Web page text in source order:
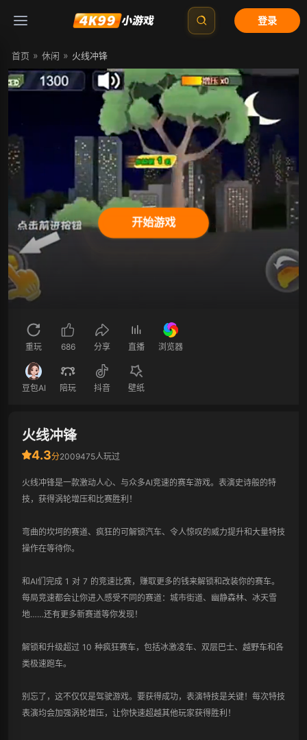
登录
首页 » 休闲 » 火线冲锋
开始游戏
重玩 686 分享 直播 浏览器
豆包AI 陪玩 抖音 壁纸
火线冲锋
4.3分2009475人玩过
火线冲锋是一款激动人心、与众多AI竞速的赛车游戏。表演史诗般的特
技，获得涡轮增压和比赛胜利！
弯曲的坎坷的赛道、疯狂的可解锁汽车、令人惊叹的威力提升和大量特技
操作在等待你。
和AI们完成 1 对 7 的竞速比赛，赚取更多的钱来解锁和改装你的赛车。
每局竞速都会让你进入感受不同的赛道：城市街道、幽静森林、冰天雪
地……还有更多新赛道等你发现！
解锁和升级超过 10 种疯狂赛车，包括冰激凌车、双层巴士、越野车和各
类极速跑车。
别忘了，这不仅仅是驾驶游戏。要获得成功，表演特技是关键！每次特技
表演均会加强涡轮增压，让你快速超越其他玩家获得胜利！